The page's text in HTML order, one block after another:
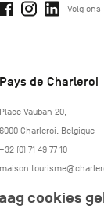
Volg ons
Pays de Charleroi
https://
Place Vauban 20,
6000 Charleroi Belgique
+32 (0) 71 49 77 10
cookies